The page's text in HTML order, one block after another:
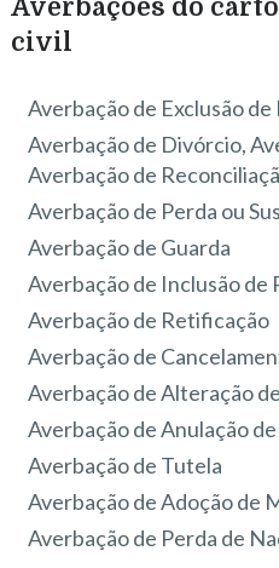
Averbações do
civil
Averbação de Exclusão
Averbação de Divórcio,
Averbação de
Averbação de Perda ou
Averbação de Guarda
Averbação de Inclusão de
Averbação de Retificação
Averbação de
Averbação de Alteração
Averbação de Anulação
Averbação de Tutela
Averbação de Adoção de
Averbação de Perda de